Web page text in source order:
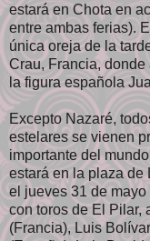
estará en Chota en
entre ambas ferias).
única oreja de la
Crau, Francia,
la figura española
Excepto Nazaré,
estelares se vienen
importante del
estará en la plaza de
el jueves 31 de
con toros de El Pilar,
(Francia), Luis